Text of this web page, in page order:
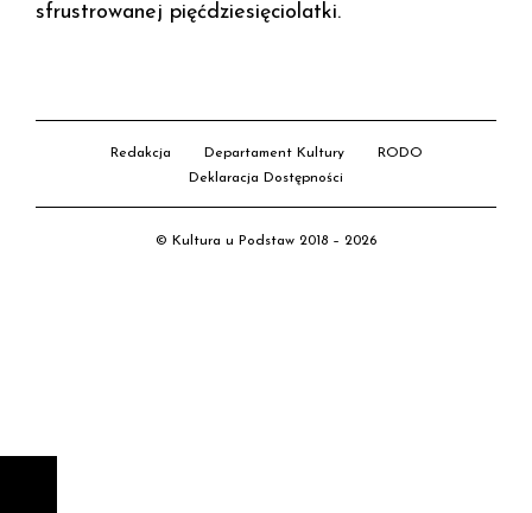
sfrustrowanej pięćdziesięciolatki.
Redakcja Departament Kultury
RODO
Deklaracja Dostępności
© Kultura u Podstaw 2018 – 2026